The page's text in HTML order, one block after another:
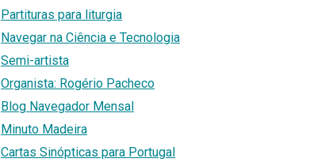
Partituras para liturgia
Navegar na Ciência e Tecnologia
Semi-artista
Organista: Rogério Pacheco
Blog Navegador Mensal
Minuto Madeira
Cartas Sinópticas para Portugal